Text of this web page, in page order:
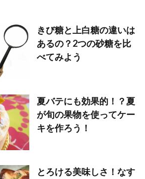
きび糖と上白糖の違いは
あるの？2つの砂糖を比
べてみよう
夏バテにも効果的！？夏
が旬の果物を使ってケー
キを作ろう！
とろける美味しさ！なす